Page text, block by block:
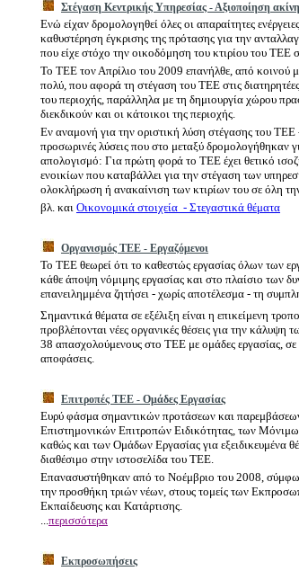
Στέγαση Κεντρικής Υπηρεσίας - Αξιοποίηση
Ενώ είχαν δρομολογηθεί όλες οι απαραίτητες
καθυστέρηση έγκρισης της πρότασης για την
που είχε στόχο την οικοδόμηση του κτιρίου του ΤΕΕ
Το ΤΕΕ τον Απρίλιο του 2009 επανήλθε, από κοινού
πολύ, που αφορά τη στέγαση του ΤΕΕ στις
του περιοχής, παράλληλα με τη δημιουργία χώρου
διεκδικούν και οι κάτοικοι της περιοχής.
Εν αναμονή για την οριστική λύση στέγασης του
προσωρινές λύσεις που στο μεταξύ δρομολογήθηκαν
απολογισμό: Για πρώτη φορά το ΤΕΕ έχει θετικό
ενοικίων που καταβάλλει για την στέγαση των
ολοκλήρωση ή ανακαίνιση των κτιρίων του σε όλη
βλ. και Οικονομικά στοιχεία - Στεγαστικά θέματα
Οργανισμός ΤΕΕ - Εργαζόμενοι
Το ΤΕΕ θεωρεί ότι το καθεστώς εργασίας όλων των
κάθε άποψη νόμιμης εργασίας και στο πλαίσιο των
επανειλημμένα ζητήσει - χωρίς αποτέλεσμα - τη
Σημαντικά θέματα σε εξέλιξη είναι η επικείμενη
προβλέπονται νέες οργανικές θέσεις για την κάλυψη
38 απασχολούμενους στο ΤΕΕ με ομάδες εργασίας, σε
αποφάσεις.
Επιτροπές ΤΕΕ - Ομάδες Εργασίας
Ευρύ φάσμα σημαντικών προτάσεων και
Επιστημονικών Επιτροπών Ειδικότητας, των
καθώς και των Ομάδων Εργασίας για εξειδικευμένα
διαθέσιμο στην ιστοσελίδα του ΤΕΕ.
Επανασυστήθηκαν από το Νοέμβριο του 2008,
την προσθήκη τριών νέων, στους τομείς των
Εκπαίδευσης και Κατάρτισης.
περισσότερα
Εκπροσωπήσεις